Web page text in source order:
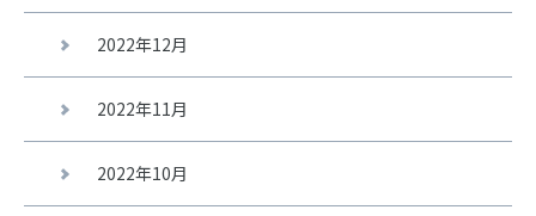
2022年12月
2022年11月
2022年10月